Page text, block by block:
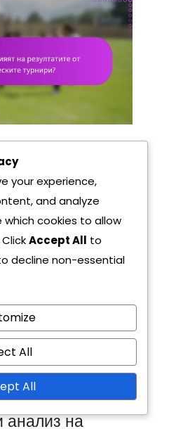
на
турнири?
турнири се влияят
на отборите,
условия.
представяне,
стратегиите на
роли в
по който отборите
ситуации с високи
анализ на
your experience,
and analyze
cookies to allow
ClickAccept All to
decline non-essential
All
All